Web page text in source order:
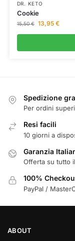
DR. KETO
Cookie
15,50€ 13,95 €
Spedizione
Per ordini
Resi facili
10 giorni a
Garanzia
Offerta su tutto
100%
PayPal /
ABOUT